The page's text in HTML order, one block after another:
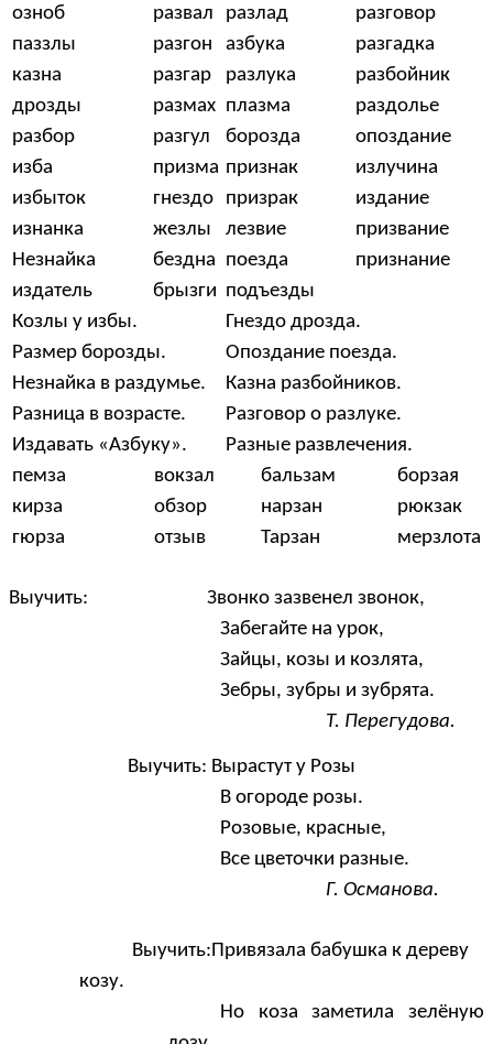
озноб развал разлад
разговор
паззлы
разгон азбука
разгадка
казна
разгар разлука
разбойник
дрозды
размах плазма
раздолье
разбор
разгул борозда
опоздание
изба
призма признак
излучина
избыток
гнездо призрак
издание
изнанка
жезлы лезвие
призвание
Незнайка
бездна поезда
признание
издатель
брызги подъезды
Козлы у избы.
Гнездо дрозда.
Размер борозды.
Опоздание поезда.
Незнайка в раздумье.
Казна разбойников.
Разница в возрасте.
Разговор о разлуке.
Издавать «Азбуку».
Разные развлечения.
пемза
вокзал бальзам
борзая
кирза
обзор нарзан
рюкзак
гюрза
отзыв Тарзан мерзлота
Выучить: Звонко зазвенел звонок,
Забегайте на урок,
Зайцы, козы и козлята,
Зебры, зубры и зубрята.
Т. Перегудова.
Выучить: Вырастут у Розы
В огороде розы.
Розовые, красные,
Все цветочки разные.
Г. Османова.
Выучить:Привязала бабушка к дереву
козу.
Но коза заметила зелёную